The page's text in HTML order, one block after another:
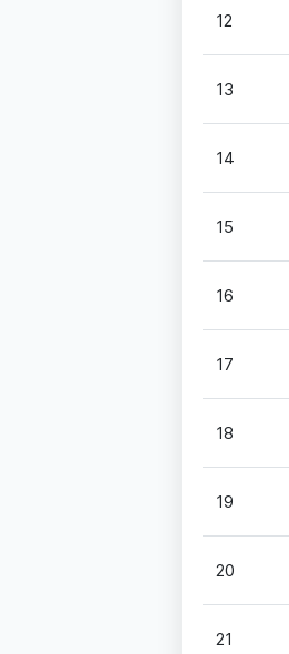
12
13
14
15
16
17
18
19
20
21